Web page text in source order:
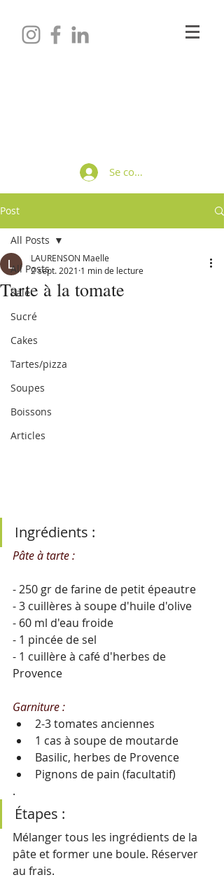
Se connecter
Post
All Posts
Salé
Sucré
Cakes
Tartes/pizza
Soupes
Boissons
Articles
All Posts
Tarte à la tomate
LAURENSON Maelle
2 sept. 2021 1 min de lecture
Ingrédients :
Pâte à tarte :
- 250 gr de farine de petit épeautre
- 3 cuillères à soupe d'huile d'olive
- 60 ml d'eau froide
- 1 pincée de sel
- 1 cuillère à café d'herbes de
Provence
Garniture :
2-3 tomates anciennes
1 cas à soupe de moutarde
Basilic, herbes de Provence
Pignons de pain (facultatif)
.
Étapes :
Mélanger tous les ingrédients de la
pâte et former une boule. Réserver
au frais.